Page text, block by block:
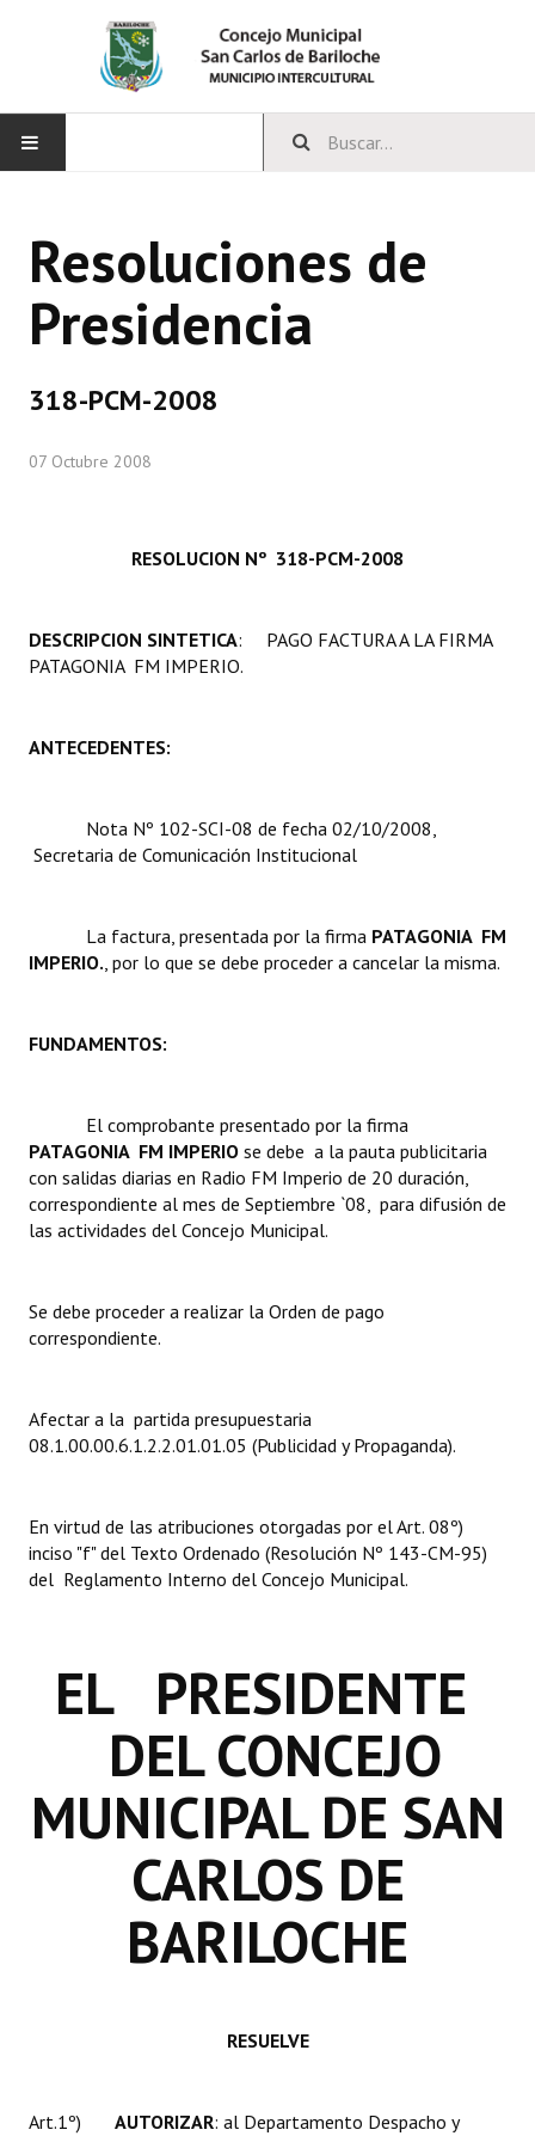
CONCEJO
Bloques Políticos
Comisiones Permanentes
Comisiones Especiales
Constitución Nacional
Digesto
DOCUMENTOS
Dictámenes Asesoría Letrada
Actas de Sesión
Informes de Unidad Coordinadora
Actas de Audiencias Públicas
Comunicaciones
Resoluciones
Resoluciones de Presidencia
Antiguos Pobladores
Registros y Distinciones
Datos Históricos
Premio al Mérito - Registro
Audiencias Públicas - Registro
Mujeres que Dejaron Huellas - Registro
Banca del Vecino - Registro
Resoluciones de
Presidencia
318-PCM-2008
07 Octubre 2008
RESOLUCION Nº 318-PCM-2008
DESCRIPCION SINTETICA: PAGO FACTURA A LA FIRMA
PATAGONIA  FM IMPERIO.
ANTECEDENTES:
Nota Nº 102-SCI-08 de fecha 02/10/2008,
Secretaria de Comunicación Institucional
La factura, presentada por la firma  PATAGONIA  FM
IMPERIO., por lo que se debe proceder a cancelar la misma.
FUNDAMENTOS:
El comprobante presentado por la firma
PATAGONIA  FM IMPERIO se debe a la pauta publicitaria
con salidas diarias en Radio FM Imperio de 20 duración,
correspondiente al mes de Septiembre `08, para difusión de
las actividades del Concejo Municipal.
Se debe proceder a realizar la Orden de pago
correspondiente.
Afectar a la partida presupuestaria
08.1.00.00.6.1.2.2.01.01.05 (Publicidad y Propaganda).
En virtud de las atribuciones otorgadas por el Art. 08º)
inciso "f" del Texto Ordenado (Resolución Nº 143-CM-95)
del Reglamento Interno del Concejo Municipal.
EL PRESIDENTE
DEL CONCEJO
MUNICIPAL DE SAN
CARLOS DE
BARILOCHE
RESUELVE
Art.1º) AUTORIZAR: al Departamento Despacho y